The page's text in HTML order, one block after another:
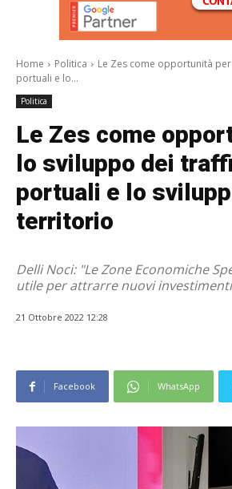
Home
Politica
Le Zes come opportunità
portuali e lo...
Politica
Le Zes come
lo sviluppo dei
portuali e lo
territorio
Delli Noci: "Le Zone Economiche
utile per attrarre nuovi
21 Ottobre 2022 12:28
Facebook WhatsApp